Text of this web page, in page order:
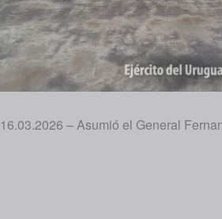
16.03.2026 – Asumió el General